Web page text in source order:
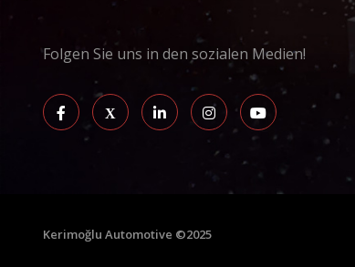
Folgen Sie uns in den sozialen Medien!
Kerimoğlu Automotive ©2025